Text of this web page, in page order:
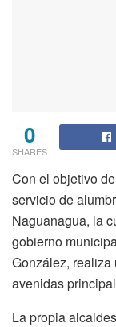
0
SHARES
Con el objetivo
servicio de
Naguanagua, la
gobierno
González, realiza
avenidas
La propia